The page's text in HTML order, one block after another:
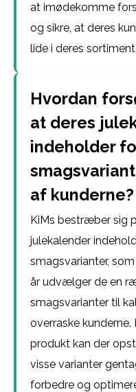
at imødekomme
og sikre, at deres
lide i deres sortiment.
Hvordan
at deres
indeholder
af kunderne?
KiMs bestræber sig
julekalender
smagsvarianter,
år udvælger de en
smagsvarianter til
overraske
produkt kan der
visse varianter
forbedre og